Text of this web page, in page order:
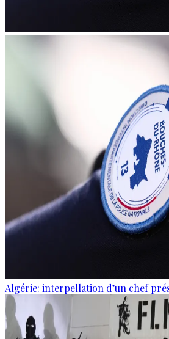
Algérie: interpellation d’un chef